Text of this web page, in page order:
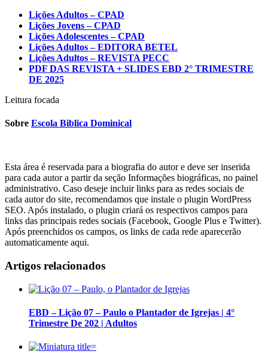
Lições Adultos – CPAD
Lições Jovens – CPAD
Lições Adolescentes – CPAD
Lições Adultos – EDITORA BETEL
Lições Adultos – REVISTA PECC
PDF DAS REVISTA + SLIDES EBD 2° TRIMESTRE
DE 2025
Leitura focada
Sobre Escola Biblica Dominical
Esta área é reservada para a biografia do autor e deve ser inserida
para cada autor a partir da seção Informações biográficas, no painel
administrativo. Caso deseje incluir links para as redes sociais de
cada autor do site, recomendamos que instale o plugin WordPress
SEO. Após instalado, o plugin criará os respectivos campos para
links das principais redes sociais (Facebook, Google Plus e Twitter).
Após preenchidos os campos, os links de cada rede aparecerão
automaticamente aqui.
Artigos relacionados
EBD – Lição 07 – Paulo o Plantador de Igrejas | 4°
Trimestre De 202 | Adultos